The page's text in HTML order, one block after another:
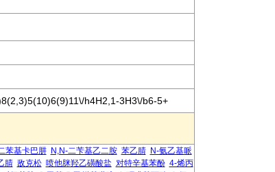
h4H2,1-3H3\/b6-5+
苯基卡巴肼 N,N-二苄基乙二胺 苯乙腈
N-氨乙基哌
腈 敌克松 喷他脒羟乙磺酸盐 对特辛基苯酚 4-烯丙